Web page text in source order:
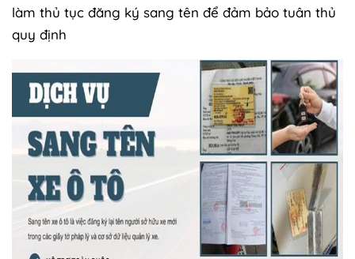
làm thủ tục đăng ký sang tên để đảm bảo tuân thủ
quy định